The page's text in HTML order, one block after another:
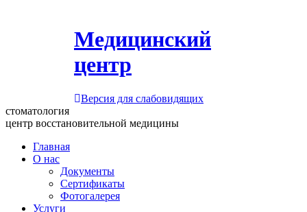
Медицинский
центр
Версия для слабовидящих
стоматология
центр восстановительной медицины
Главная
О нас
Документы
Сертификаты
Фотогалерея
Услуги